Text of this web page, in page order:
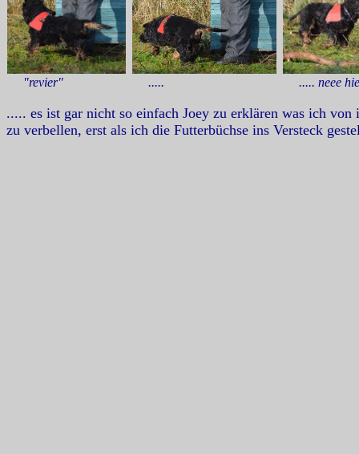
"revier" ..... ..... neee
..... es ist gar nicht so einfach Joey zu erklären was ich
zu verbellen, erst als ich die Futterbüchse ins Versteck